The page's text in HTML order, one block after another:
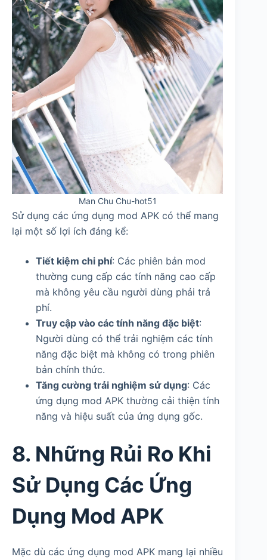
Man Chu Chu-hot51
Sử dụng các ứng dụng mod APK có thể mang
lại một số lợi ích đáng kể:
Tiết kiệm chi phí: Các phiên bản mod
thường cung cấp các tính năng cao cấp
mà không yêu cầu người dùng phải trả
phí.
Truy cập vào các tính năng đặc biệt:
Người dùng có thể trải nghiệm các tính
năng đặc biệt mà không có trong phiên
bản chính thức.
Tăng cường trải nghiệm sử dụng: Các
ứng dụng mod APK thường cải thiện tính
năng và hiệu suất của ứng dụng gốc.
8. Những Rủi Ro Khi
Sử Dụng Các Ứng
Dụng Mod APK
Mặc dù các ứng dụng mod APK mang lại nhiều